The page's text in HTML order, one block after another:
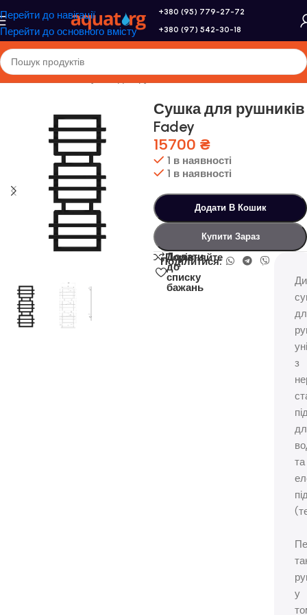
Перейти до навігації
Перейти до основного вмісту
+380 (95) 779-27-72
+380 (97) 542-30-18
Головна/Genesis/Сушка для рушників
Сушка для рушників
Fadey
15700 ₴
1 в наявності
1 в наявності
Додати В Кошик
Купити Зараз
Порівняйте
Додати
до
списку
бажань
Поділитися:
з
та
у